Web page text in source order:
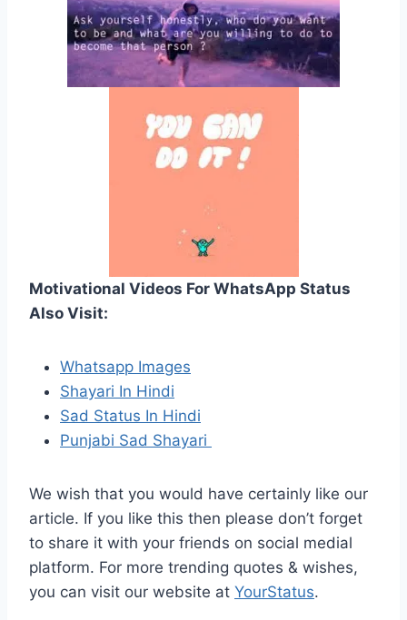
Motivational Videos For WhatsApp Status
Also Visit:
Whatsapp Images
Shayari In Hindi
Sad Status In Hindi
Punjabi Sad Shayari
We wish that you would have certainly like our
article. If you like this then please don’t forget
to share it with your friends on social medial
platform. For more trending quotes & wishes,
you can visit our website at YourStatus.